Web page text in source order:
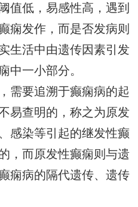
值低，易感性高，遇到
痫发作，而是否发病则
生活中由遗传因素引发
中一小部分。
需要追溯于癫痫病的起
易查明的，称之为原发
感染等引起的继发性癫
，而原发性癫痫则与遗
痫病的隔代遗传、遗传